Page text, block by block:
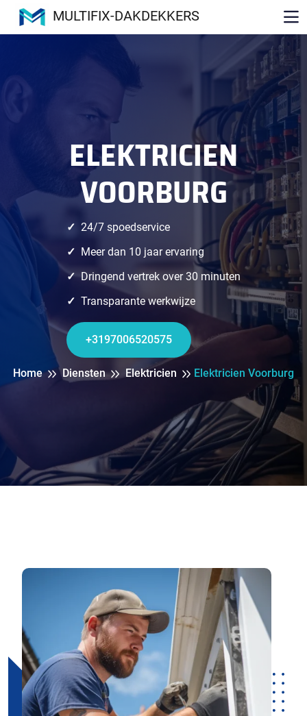
MULTIFIX-DAKDEKKERS
ELEKTRICIEN
VOORBURG
24/7 spoedservice
Meer dan 10 jaar ervaring
Dringend vertrek over 30 minuten
Transparante werkwijze
+3197006520575
Home Diensten Elektricien Elektricien Voorburg